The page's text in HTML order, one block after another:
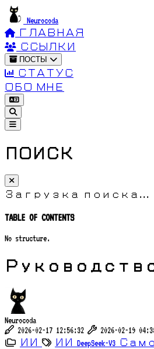
Neurocoda
ГЛАВНАЯ
ССЫЛКИ
ПОСТЫ
СТАТУС
ОБО МНЕ
ПОИСК
Загрузка поиска...
TABLE OF CONTENTS
No structure.
Руководство
Neurocoda
2026-02-17 12:56:32
2026-02-19
ИИ
ИИ DeepSeek-V3